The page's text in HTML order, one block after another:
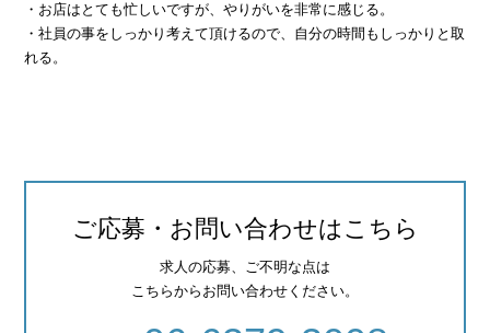
・お店はとても忙しいですが、やりがいを非常に感じる。
・社員の事をしっかり考えて頂けるので、自分の時間もしっかりと取
れる。
ご応募・お問い合わせはこちら
求人の応募、ご不明な点は
こちらからお問い合わせください。